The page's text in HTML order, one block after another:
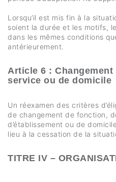
Lorsqu’il est mis fin à la
soient la durée et les motifs,
dans les mêmes conditions
antérieurement.
Article 6 :
service ou de domicile
Un réexamen des critères
de changement de fonction,
d’établissement ou de
lieu à la cessation de la
TITRE IV –